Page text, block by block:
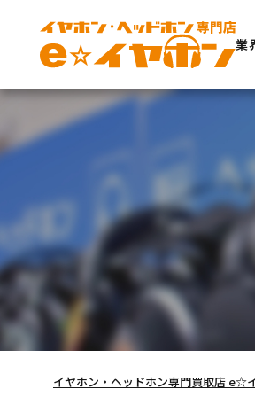
業
イヤホン・ヘッドホン専門買取店 e☆